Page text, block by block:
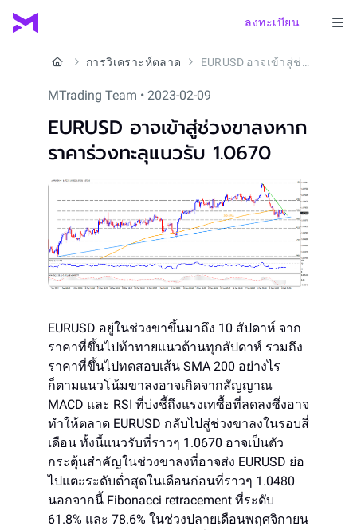
ลงทะเบียน
การวิเคราะห์ตลาด EURUSD อาจเข้าสู่ช่วงขาลงหากราคาร่วงทะลุแนวรับ 1.0670
MTrading Team • 2023-02-09
EURUSD อาจเข้าสู่ช่วงขาลงหาก
ราคาร่วงทะลุแนวรับ 1.0670
EURUSD อยู่ในช่วงขาขึ้นมาถึง 10 สัปดาห์ จาก
ราคาที่ขึ้นไปท้าทายแนวต้านทุกสัปดาห์ รวมถึง
ราคาที่ขึ้นไปทดสอบเส้น SMA 200 อย่างไร
ก็ตามแนวโน้มขาลงอาจเกิดจากสัญญาณ
MACD และ RSI ที่บ่งชี้ถึงแรงเทซื้อที่ลดลงซึ่งอาจ
ทำให้ตลาด EURUSD กลับไปสู่ช่วงขาลงในรอบสี่
เดือน ทั้งนี้แนวรับที่ราวๆ 1.0670 อาจเป็นตัว
กระตุ้นสำคัญในช่วงขาลงที่อาจส่ง EURUSD ย่อ
ไปแตะระดับต่ำสุดในเดือนก่อนที่ราวๆ 1.0480
นอกจากนี้ Fibonacci retracement ที่ระดับ
61.8% และ 78.6% ในช่วงปลายเดือนพฤศจิกายน